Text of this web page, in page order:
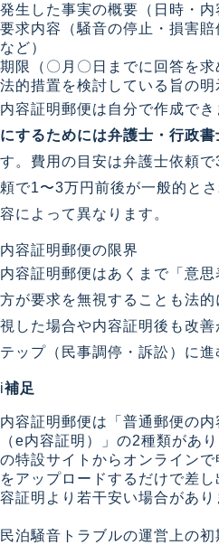
発生した事実の概要（日時・内
要求内容（騒音の停止・損害
など）
期限（〇月〇日までに回答を求
法的措置を検討している旨の明
内容証明郵便は自分で作成でき
にするためには弁護士・行政書
す。費用の目安は弁護士依頼
頼で1〜3万円前後が一般的と
容によって異なります。
内容証明郵便の限界
内容証明郵便はあくまで「意
方が要求を無視することも法
視した場合や内容証明後も改
テップ（民事調停・訴訟）に進
i補足
内容証明郵便は「普通郵便の
（e内容証明）」の2種類があ
の特設サイトからオンライン
をアップロードするだけで差
容証明より若干安い場合があり
民泊騒音トラブルの運営上の初